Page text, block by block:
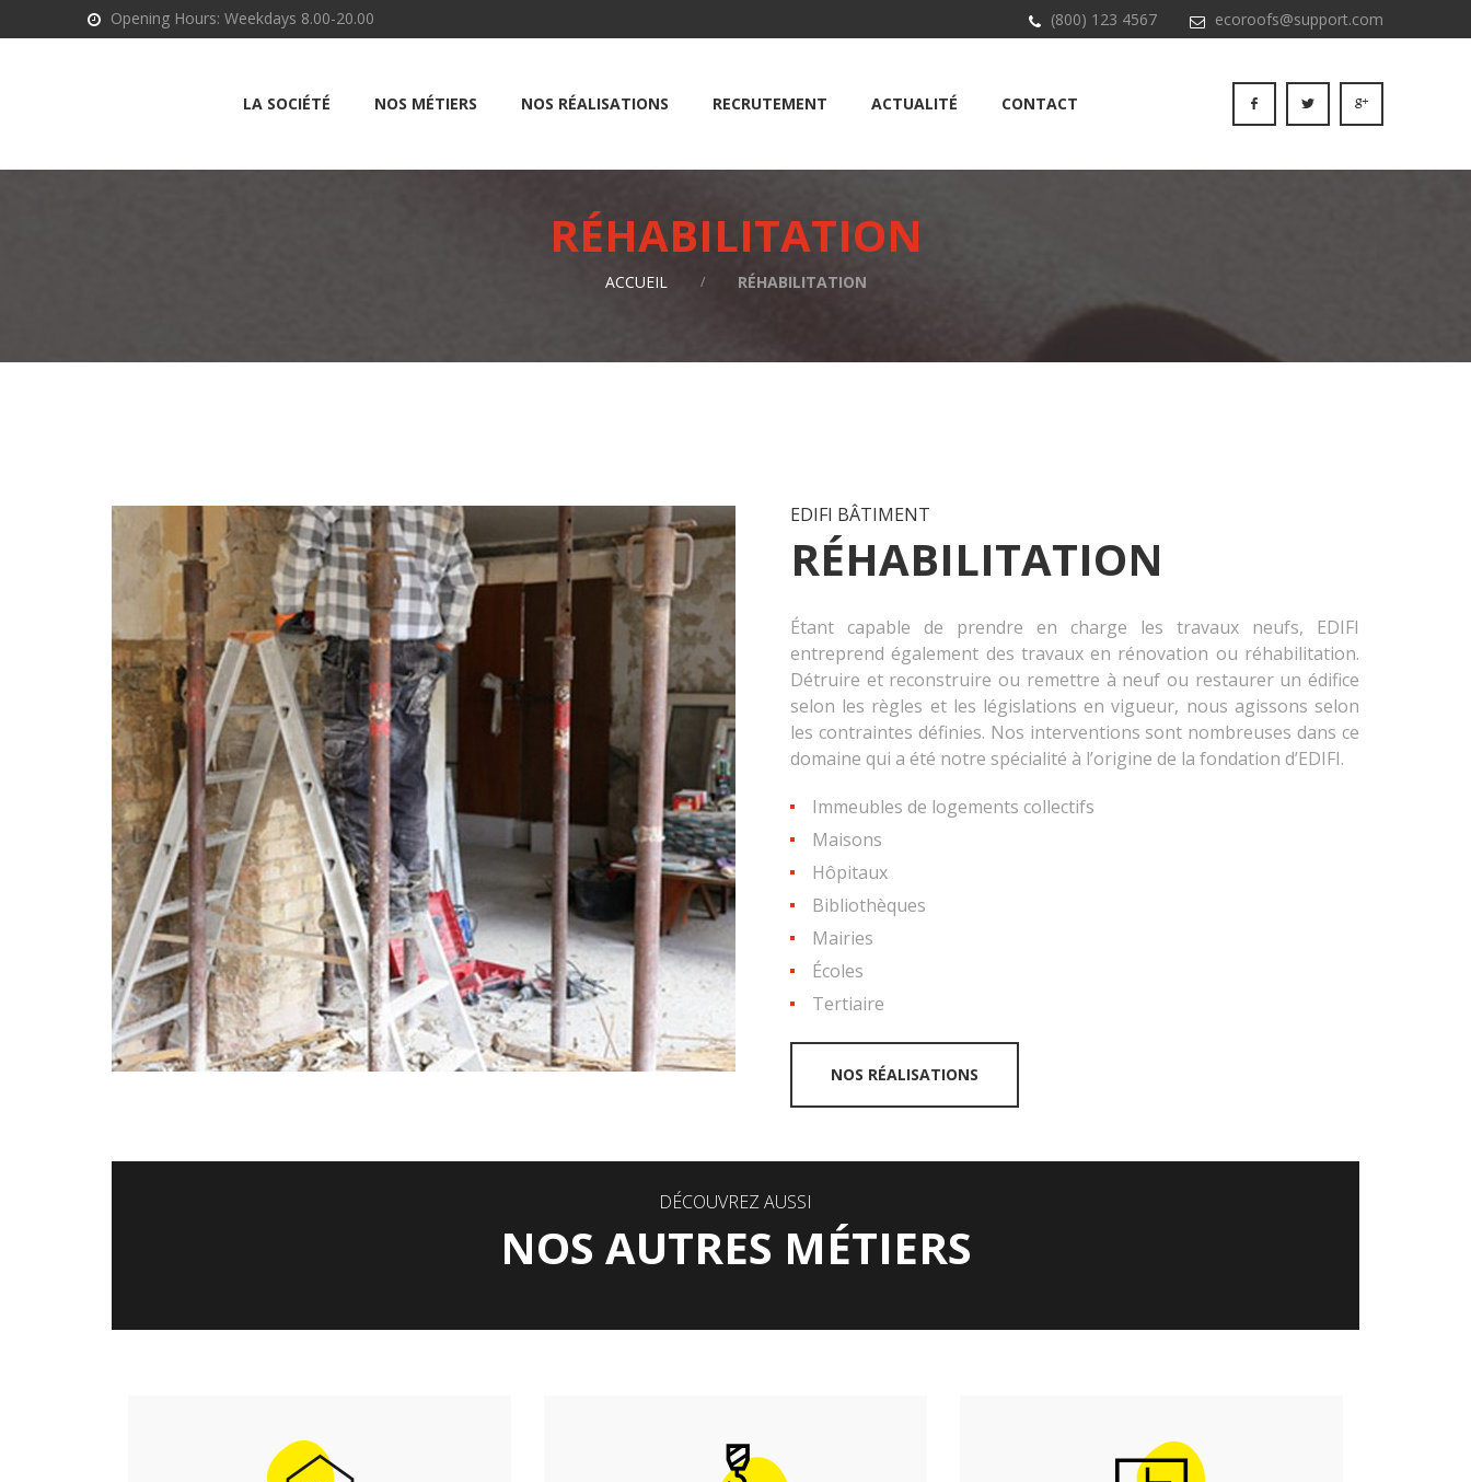
Opening Hours: Weekdays 8.00-20.00 (800) 123 4567 ecoroofs@support.com
LA SOCIÉTÉ NOS MÉTIERS NOS RÉALISATIONS RECRUTEMENT ACTUALITÉ CONTACT
RÉHABILITATION
ACCUEIL RÉHABILITATION
EDIFI BÂTIMENT
RÉHABILITATION
Étant capable de prendre en charge les travaux neufs, EDIFI
entreprend également des travaux en rénovation ou réhabilitation.
Détruire et reconstruire ou remettre à neuf ou restaurer un édifice
selon les règles et les législations en vigueur, nous agissons selon
les contraintes définies. Nos interventions sont nombreuses dans ce
domaine qui a été notre spécialité à l’origine de la fondation d’EDIFI.
Immeubles de logements collectifs
Maisons
Hôpitaux
Bibliothèques
Mairies
Écoles
Tertiaire
NOS RÉALISATIONS
DÉCOUVREZ AUSSI
NOS AUTRES MÉTIERS